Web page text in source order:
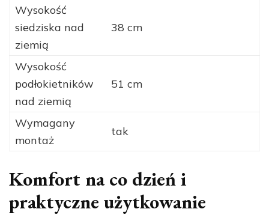
Wysokość
siedziska nad
ziemią
38 cm
Wysokość
podłokietników
nad ziemią
51 cm
Wymagany
montaż
tak
Komfort na co dzień i
praktyczne użytkowanie